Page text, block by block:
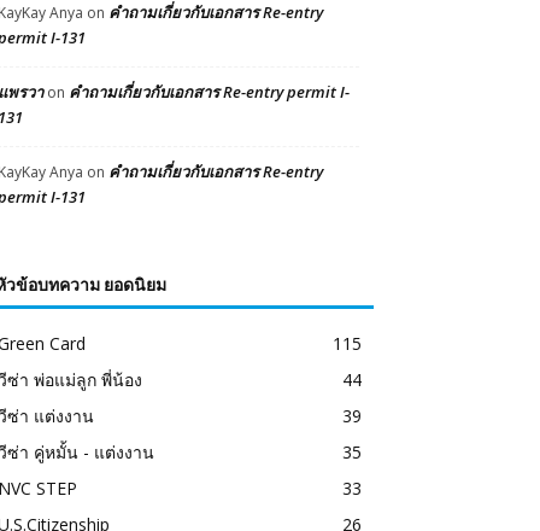
KayKay Anya on คำถามเกี่ยวกับเอกสาร Re-entry
I-131
แพรวาon คำถามเกี่ยวกับเอกสาร Re-entry permit I-
131
KayKay Anya on คำถามเกี่ยวกับเอกสาร Re-entry
I-131
วข้อบทความ ยอดนิยม
Card
115
ซ่า พ่อแม่ลูก พี่น้อง
44
ซ่า แต่งงาน
39
ซ่า คู่หมั้น - แต่งงาน
35
NVC STEP
33
26